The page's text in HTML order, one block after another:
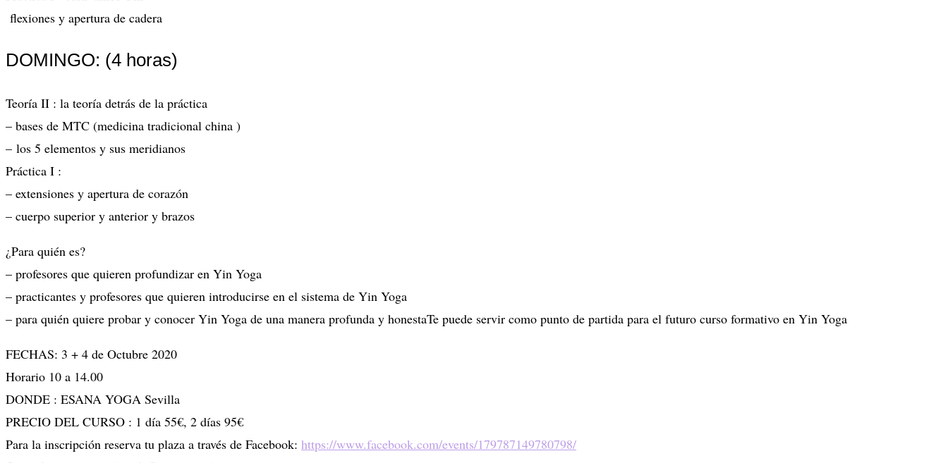
flexiones y apertura de cadera
DOMINGO: (4 horas)
Teoría II : la teoría detrás de la práctica
– bases de MTC (medicina tradicional china )
– los 5 elementos y sus meridianos
Práctica I :
– extensiones y apertura de corazón
– cuerpo superior y anterior y brazos
¿Para quién es?
– profesores que quieren profundizar en Yin Yoga
– practicantes y profesores que quieren introducirse en el sistema de Yin Yoga
– para quién quiere probar y conocer Yin Yoga de una manera profunda y honestaTe puede servir como punto de partida para el futuro curso formativo en Yin Yoga
FECHAS: 3 + 4 de Octubre 2020
Horario 10 a 14.00
DONDE : ESANA YOGA Sevilla
PRECIO DEL CURSO : 1 día 55€, 2 días 95€
Para la inscripción reserva tu plaza a través de Facebook: https://www.facebook.com/events/179787149780798/